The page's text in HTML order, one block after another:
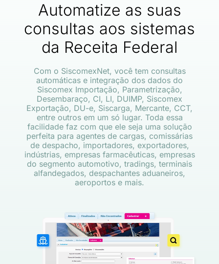
Automatize as suas
consultas aos sistemas
da Receita Federal
Com o SiscomexNet, você tem consultas
automáticas e integração dos dados do
Siscomex Importação, Parametrização,
Desembaraço, CI, LI, DUIMP, Siscomex
Exportação, DU-e, Siscarga, Mercante, CCT,
entre outros em um só lugar. Toda essa
facilidade faz com que ele seja uma solução
perfeita para agentes de cargas, comissárias
de despacho, importadores, exportadores,
indústrias, empresas farmacêuticas, empresas
do segmento automotivo, tradings, terminais
alfandegados, despachantes aduaneiros,
aeroportos e mais.